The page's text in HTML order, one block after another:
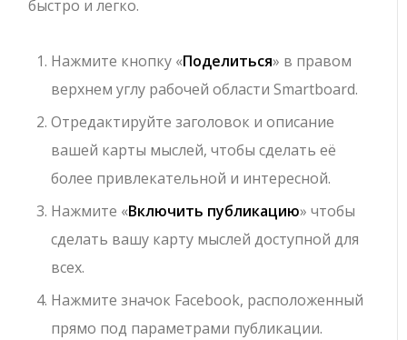
быстро и легко.
Нажмите кнопку «Поделиться» в правом
верхнем углу рабочей области Smartboard.
Отредактируйте заголовок и описание
вашей карты мыслей, чтобы сделать её
более привлекательной и интересной.
Нажмите «Включить публикацию» чтобы
сделать вашу карту мыслей доступной для
всех.
Нажмите значок Facebook, расположенный
прямо под параметрами публикации.